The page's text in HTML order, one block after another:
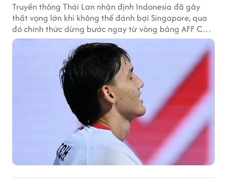
Truyền thông Thái Lan nhận định Indonesia đã gây
thất vọng lớn khi không thể đánh bại Singapore, qua
đó chính thức dừng bước ngay từ vòng bảng AFF Cup
2026.